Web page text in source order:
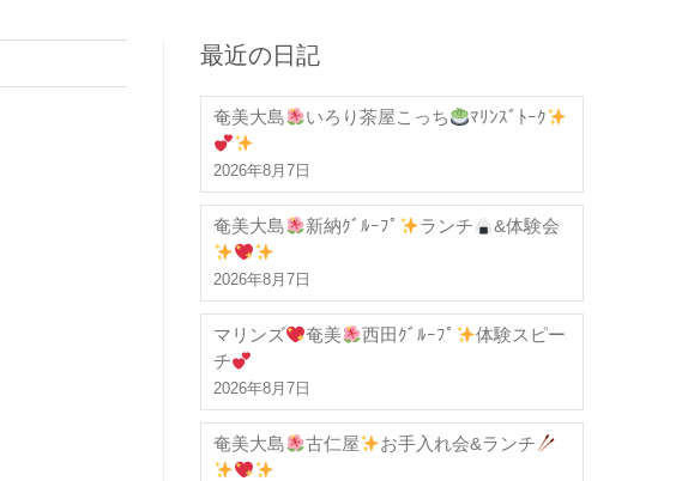
最近の日記
奄美大島 いろり茶屋こっち ﾏﾘﾝｽﾞﾄｰｸ
2026年8月7日
奄美大島 新納ｸﾞﾙｰﾌﾟ ランチ &体験会
2026年8月7日
マリンズ 奄美 西田ｸﾞﾙｰﾌﾟ
体験スピー
チ
2026年8月7日
奄美大島 古仁屋 お手入れ会&ランチ